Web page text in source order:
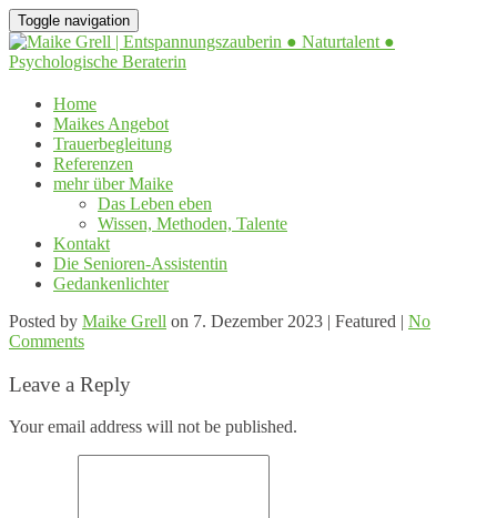
Toggle navigation
Home
Maikes Angebot
Trauerbegleitung
Referenzen
mehr über Maike
Das Leben eben
Wissen, Methoden, Talente
Kontakt
Die Senioren-Assistentin
Gedankenlichter
Posted by Maike Grell on 7. Dezember 2023 | Featured | No
Comments
Leave a Reply
Your email address will not be published.